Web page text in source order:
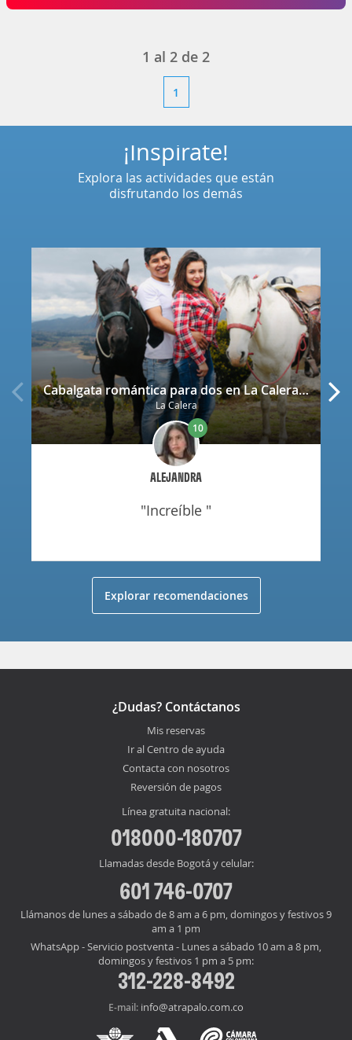
1 al 2 de 2
1
Cabalgata romántica para dos en La Calera con decoración
La Calera
ALEJANDRA
10
"increíble "
¡Inspírate!
Explora las actividades que están
disfrutando los demás
Explorar recomendaciones
¿Dudas? Contáctanos
Mis reservas
Ir al Centro de ayuda
Contacta con nosotros
Reversión de pagos
Línea gratuita nacional:
018000-180707
Llamadas desde Bogotá y celular:
601 746-0707
Llámanos de lunes a sábado de 8 am a 6 pm, domingos y festivos 9
am a 1 pm
WhatsApp - Servicio postventa - Lunes a sábado 10 am a 8 pm,
domingos y festivos 1 pm a 5 pm:
312-228-8492
E-mail: info@atrapalo.com.co